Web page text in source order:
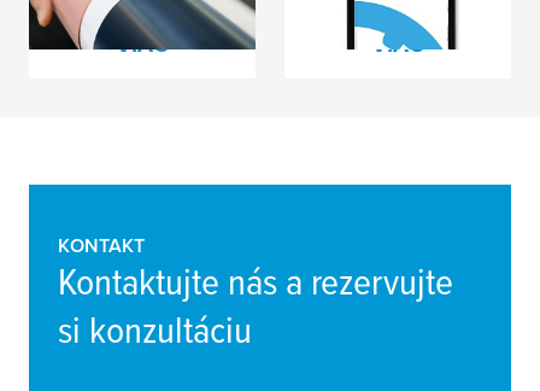
PREČÍTAJTE SI
VIAC
PREČÍTAJTE SI
VIAC
KONTAKT
Kontaktujte nás a rezervujte
si konzultáciu